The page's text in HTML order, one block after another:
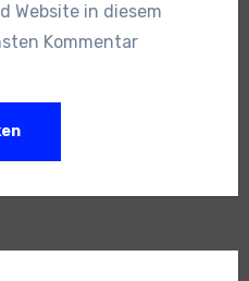
Website in diesem
Kommentar